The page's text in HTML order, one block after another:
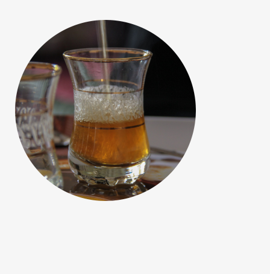
Une carte de boissons chaudes ou
fraiches bien fournie qui saura vous
ravir.